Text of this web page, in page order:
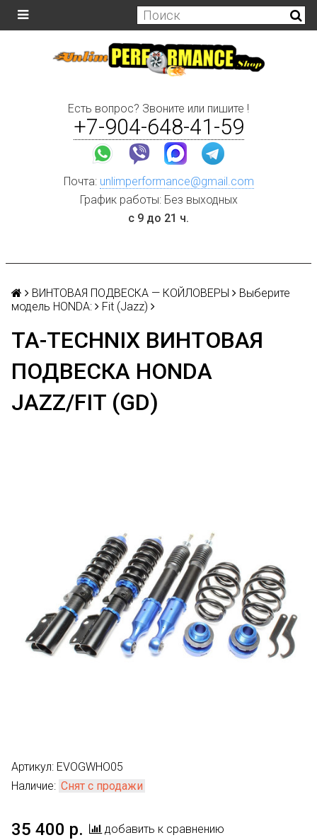
Есть вопрос? Звоните или пишите !
+7-904-648-41-59
Почта: unlimperformance@gmail.com
График работы: Без выходных
с 9 до 21 ч.
ВИНТОВАЯ ПОДВЕСКА — КОЙЛОВЕРЫ
Выберите
модель HONDA:
Fit (Jazz)
TA-TECHNIX ВИНТОВАЯ
ПОДВЕСКА HONDA
JAZZ/FIT (GD)
Артикул: EVOGWHO05
Наличие: Снят с продажи
35 400 р. добавить к сравнению